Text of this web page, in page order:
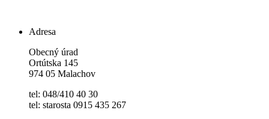
Adresa
Obecný úrad
Ortútska 145
974 05 Malachov
tel: 048/410 40 30
tel: starosta 0915 435 267